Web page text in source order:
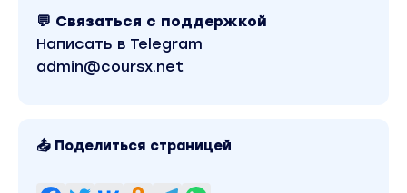
- Виды фуршета.
- Как рассчитать меню на персону.
- Подготовка к фуршету от А до Я.
- Качество продуктов.
- Как вести учет заказов
💬 Связаться с поддержкой
Написать в Telegram
admin@coursx.net
📤 Поделиться страницей